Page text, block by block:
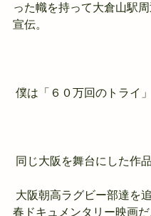
った幟を持って大倉山駅
宣伝。
僕は「６０万回のトライ」
同じ大阪を舞台にした作品
春ドキュメンタリー映画だ